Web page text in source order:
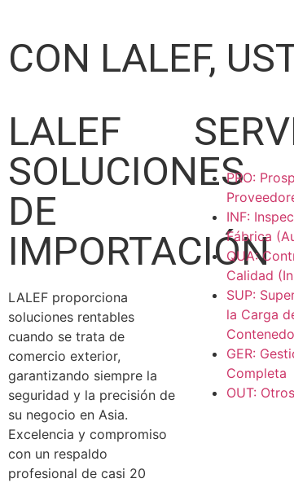
CON LALEF,
LALEF
SOLUCIONES
DE
IMPORTACIÓN
LALEF proporciona
soluciones rentables
cuando se trata de
comercio exterior,
garantizando siempre la
seguridad y la precisión de
su negocio en Asia.
Excelencia y compromiso
con un respaldo
profesional de casi 20
PRO:
INF:
Fábrica
QUA:
Calidad
SUP:
la Carga
GER:
Completa
OUT: